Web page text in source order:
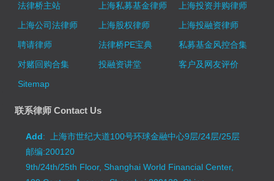
法律桥主站
上海私募基金律师
上海投资并购律师
上海公司法律师
上海股权律师
上海投融资律师
聘请律师
法律桥PE宝典
私募基金风控合集
对赌回购合集
投融资讲堂
客户及网友评价
Sitemap
联系律师 Contact Us
Add: 上海市世纪大道100号环球金融中心9层/24层/25层
邮编:200120
9th/24th/25th Floor, Shanghai World Financial Center,